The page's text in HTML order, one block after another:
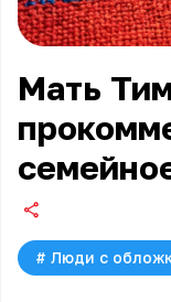
Мать
# Люди с